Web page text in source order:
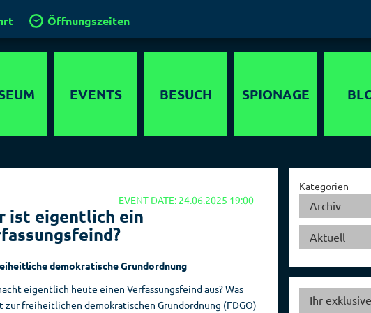
Öffnungszeiten
in Berlin
EVENTS BESUCH
Spionagemuseum
Kinder­
geburtstage
SPIONAGE
Geheimdienste
Kategorien
Archiv
Aktuell
Ihr
EVENT DATE: 24.06.2025 19:00
ist eigentlich ein
demokratische Grundordnung
eigentlich heute einen Verfassungsfeind aus? Was
zur freiheitlichen demokratischen Grundordnung (FDGO)